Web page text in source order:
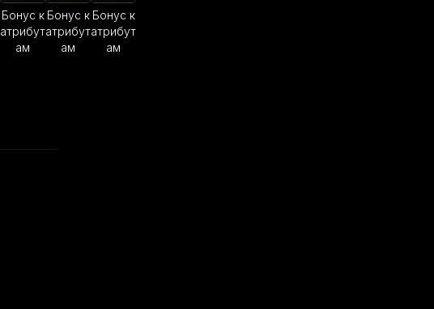
Бонус к
атрибут
ам
Бонус к
атрибут
ам
Бонус к
атрибут
ам